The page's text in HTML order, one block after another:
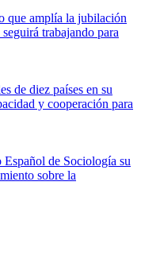
que amplía la jubilación
trabajando para
de diez países en su
y cooperación para
de Sociología su
sobre la